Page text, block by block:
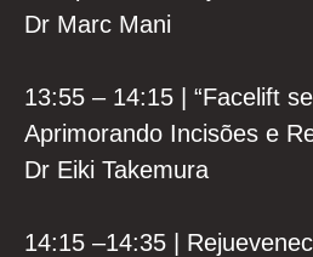
Dr Marc Mani
13:55 – 14:15 | “Facelift
Aprimorando Incisões e
Dr Eiki Takemura
14:15 –14:35 |